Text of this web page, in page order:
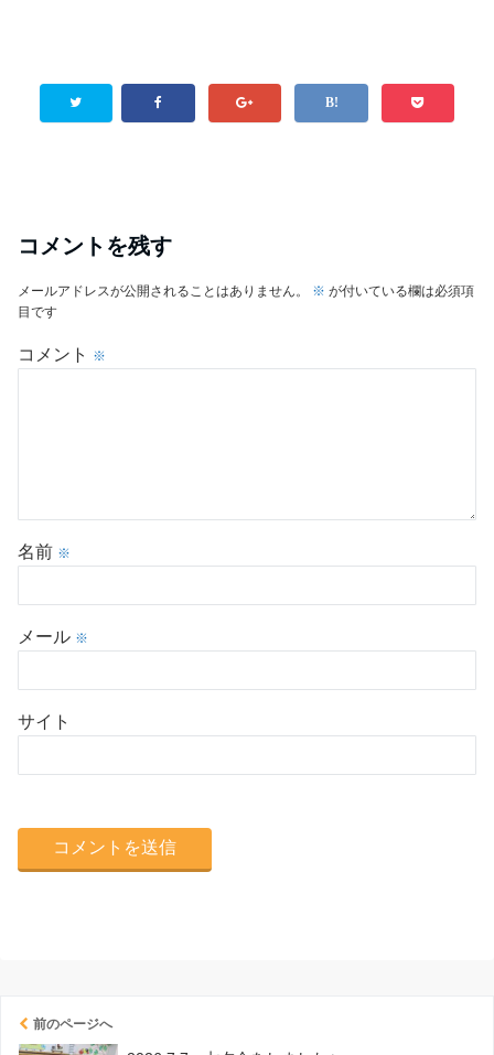
コメントを残す
メールアドレスが公開されることはありません。 ※ が付いている欄は必須項
目です
コメント ※
名前 ※
メール ※
サイト
前のページへ